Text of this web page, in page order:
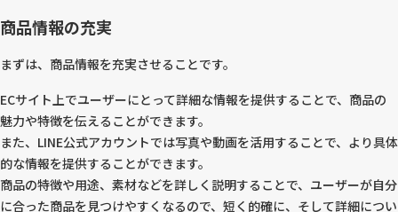
商品情報の充実
まずは、商品情報を充実させることです。
ECサイト上でユーザーにとって詳細な情報を提供することで、商品の
魅力や特徴を伝えることができます。
また、LINE公式アカウントでは写真や動画を活用することで、より具体
的な情報を提供することができます。
商品の特徴や用途、素材などを詳しく説明することで、ユーザーが自分
に合った商品を見つけやすくなるので、短く的確に、そして詳細につい